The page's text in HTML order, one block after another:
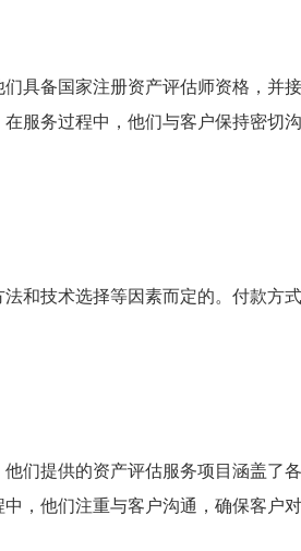
具备国家注册资产评估师资格，并
服务过程中，他们与客户保持密切
和技术选择等因素而定的。付款方
们提供的资产评估服务项目涵盖了
，他们注重与客户沟通，确保客户